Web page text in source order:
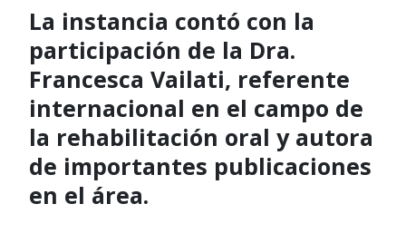
La instancia contó con la
participación de la Dra.
Francesca Vailati, referente
internacional en el campo de
la rehabilitación oral y autora
de importantes publicaciones
en el área.